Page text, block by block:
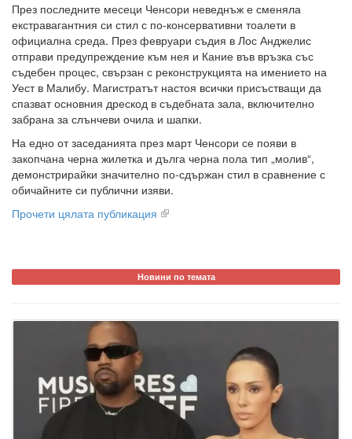
През последните месеци Ченсори неведнъж е сменяла
екстравагантния си стил с по-консервативни тоалети в
официална среда. През февруари съдия в Лос Анджелис
отправи предупреждение към нея и Кание във връзка със
съдебен процес, свързан с реконструкцията на имението на
Уест в Малибу. Магистратът настоя всички присъстващи да
спазват основния дрескод в съдебната зала, включително
забрана за слънчеви очила и шапки.
На едно от заседанията през март Ченсори се появи в
закопчана черна жилетка и дълга черна пола тип „молив“,
демонстрирайки значително по-сдържан стил в сравнение с
обичайните си публични изяви.
Прочети цялата публикация
Новини по темата